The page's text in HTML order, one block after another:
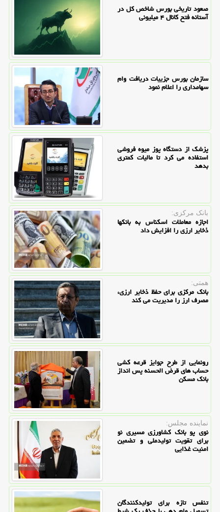
صعود تاریخی بورس شاخص کل در
آستانه فتح کانال ۴ میلیونی
سازمان بورس جزییات دریافت وام
سهامداری را اعلام نمود
پزشک از دستگاه پوز میوه فروشی
استفاده می کرد تا مالیات کمتری
بدهد
بانک مرکزی:
اجازه معاملات اسکناس به بانکها
ذخایر ارزی را افزایش داد
همتی:
بانک مرکزی برای حفظ ذخایر ارزی،
مصرف ارز را مدیریت می کند
رونمایی از طرح جوایز قرعه کشی
حساب های قرض الحسنه پس انداز
بانک مسکن
نماینده مجلس:
نوی پو بانک کشاورزی مسیری نو
برای تقویت تولیدملی و تضمین
امنیت غذایی
تنفس تازه برای تولیدکنندگان